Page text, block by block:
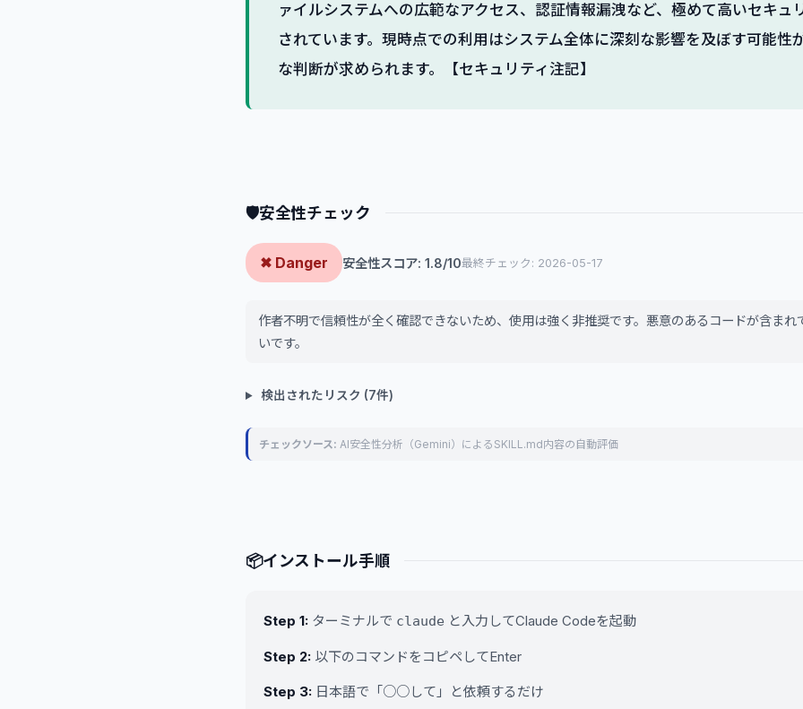
ァイルシステムへの広範なアクセス、認証情報漏洩など、極めて高いセキュ
されています。現時点での利用はシステム全体に深刻な影響を及ぼす可能性
な判断が求められます。【セキュリティ注記】
🛡安全性チェック
✖ Danger 安全性スコア: 1.8/10最終チェック: 2026-05-17
作者不明で信頼性が全く確認できないため、使用は強く非推奨です。悪意のあるコードが含まれ
いです。
検出されたリスク (7件)
チェックソース: AI安全性分析（Gemini）によるSKILL.md内容の自動評価
📦インストール手順
Step 1: ターミナルで claude と入力してClaude Codeを起動
Step 2: 以下のコマンドをコピペしてEnter
Step 3: 日本語で「○○して」と依頼するだけ